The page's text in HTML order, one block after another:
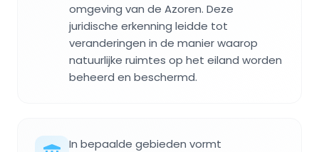
omgeving van de Azoren. Deze
juridische erkenning leidde tot
veranderingen in de manier waarop
natuurlijke ruimtes op het eiland worden
beheerd en beschermd.
In bepaalde gebieden vormt